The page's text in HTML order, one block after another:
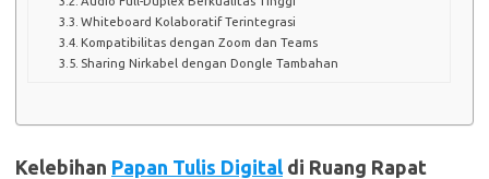
Whiteboard Kolaboratif Terintegrasi
Kompatibilitas dengan Zoom dan Teams
Sharing Nirkabel dengan Dongle Tambahan
Kelebihan Papan Tulis Digital di Ruang Rapat